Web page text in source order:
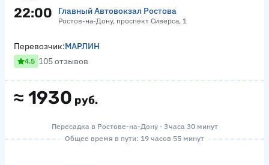
22:00 Главный Автовокзал Ростова
Ростов-на-Дону, проспект Сиверса, 1
≈ 1930 руб.
Перевозчик:МАРЛИН
4.5 105 отзывов
Пересадка в Ростове-на-Дону · 3 часа 30 минут
Общее время в пути: 19 часов 55 минут